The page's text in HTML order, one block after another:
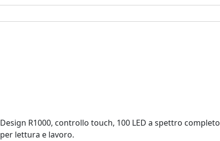
Design R1000, controllo touch, 100 LED a spettro completo
per lettura e lavoro.